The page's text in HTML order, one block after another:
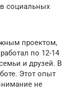
социальных
проектом,
по 12-14
и друзей. В
Этот опыт
не